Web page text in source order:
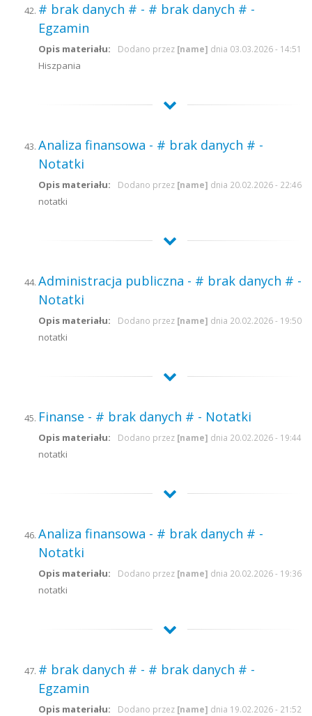
# brak danych # - # brak danych # -
Egzamin
Dodano przez [name] dnia 03.03.2026 - 14:51
Opis materiału:
Hiszpania
Analiza finansowa - # brak danych # -
Notatki
Dodano przez [name] dnia 20.02.2026 - 22:46
Opis materiału:
notatki
Administracja publiczna - # brak danych # -
Notatki
Dodano przez [name] dnia 20.02.2026 - 19:50
Opis materiału:
notatki
Finanse - # brak danych # - Notatki
Dodano przez [name] dnia 20.02.2026 - 19:44
Opis materiału:
notatki
Analiza finansowa - # brak danych # -
Notatki
Dodano przez [name] dnia 20.02.2026 - 19:36
Opis materiału:
notatki
# brak danych # - # brak danych # -
Egzamin
Dodano przez [name] dnia 19.02.2026 - 21:52
Opis materiału: